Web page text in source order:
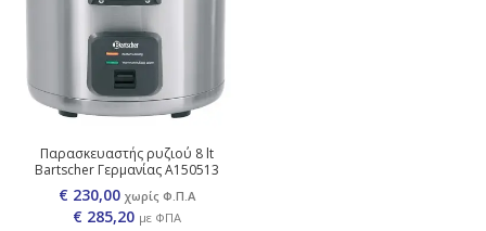
Παρασκευαστής ρυζιού 8 lt
Bartscher Γερμανίας A150513
€ 285,20 με ΦΠΑ
€ 230,00 χωρίς Φ.Π.Α